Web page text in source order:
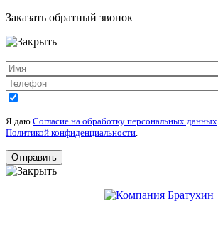
Заказать обратный звонок
Я даю Согласие на обработку персональных данных
Политикой конфиденциальности.